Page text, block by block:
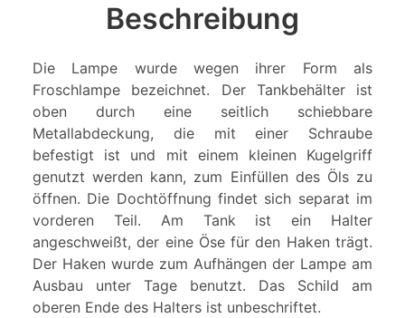
Beschreibung
Die Lampe wurde wegen ihrer Form als
Froschlampe bezeichnet. Der Tankbehälter ist
oben durch eine seitlich schiebbare
Metallabdeckung, die mit einer Schraube
befestigt ist und mit einem kleinen Kugelgriff
genutzt werden kann, zum Einfüllen des Öls zu
öffnen. Die Dochtöffnung findet sich separat im
vorderen Teil. Am Tank ist ein Halter
angeschweißt, der eine Öse für den Haken trägt.
Der Haken wurde zum Aufhängen der Lampe am
Ausbau unter Tage benutzt. Das Schild am
oberen Ende des Halters ist unbeschriftet.